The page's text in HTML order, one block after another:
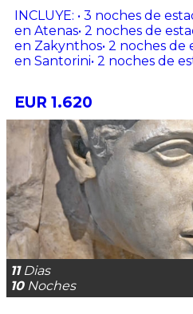
INCLUYE: • 3 noches de
en Atenas• 2 noches de
en Zakynthos• 2 noches de
en Santorini• 2 noches de
EUR 1.620
11Dias
10Noches